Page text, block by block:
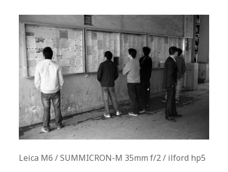
Leica M6 / SUMMICRON-M 35mm f/2 / ilford hp5